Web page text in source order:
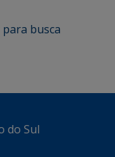
para busca
do Sul